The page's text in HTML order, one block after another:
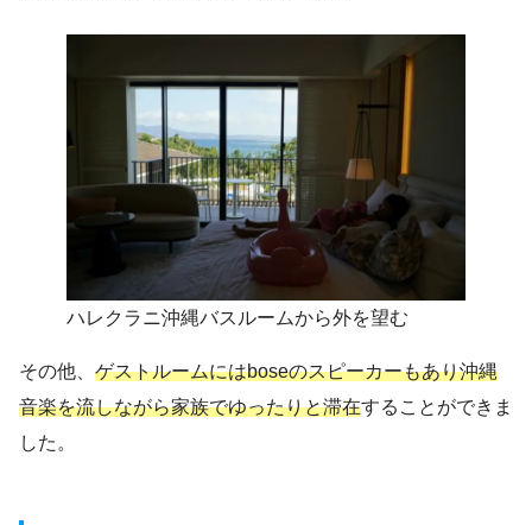
ハレクラニ沖縄バスルームから外を望む
その他、 ゲストルームにはboseのスピーカーもあり沖縄
音楽を流しながら家族でゆったりと滞在することができま
した。